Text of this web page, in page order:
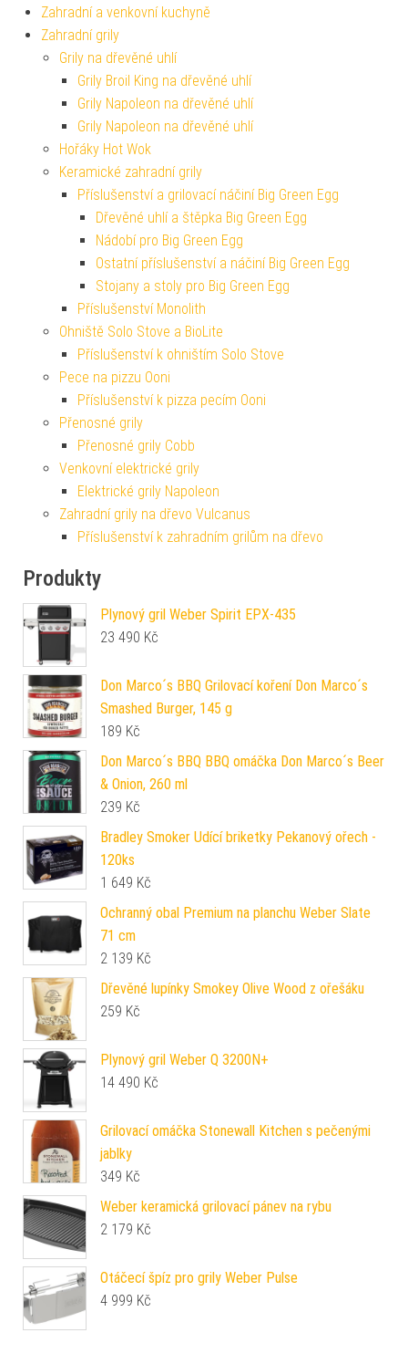
Zahradní a venkovní kuchyně
Zahradní grily
Grily na dřevěné uhlí
Grily Broil King na dřevěné uhlí
Grily Napoleon na dřevěné uhlí
Grily Napoleon na dřevěné uhlí
Hořáky Hot Wok
Keramické zahradní grily
Příslušenství a grilovací náčiní Big Green Egg
Dřevěné uhlí a štěpka Big Green Egg
Nádobí pro Big Green Egg
Ostatní příslušenství a náčiní Big Green Egg
Stojany a stoly pro Big Green Egg
Příslušenství Monolith
Ohniště Solo Stove a BioLite
Příslušenství k ohništím Solo Stove
Pece na pizzu Ooni
Příslušenství k pizza pecím Ooni
Přenosné grily
Přenosné grily Cobb
Venkovní elektrické grily
Elektrické grily Napoleon
Zahradní grily na dřevo Vulcanus
Příslušenství k zahradním grilům na dřevo
Produkty
Plynový gril Weber Spirit EPX-435
23 490 Kč
Don Marco´s BBQ Grilovací koření Don Marco´s
Smashed Burger, 145 g
189 Kč
Don Marco´s BBQ BBQ omáčka Don Marco´s Beer
& Onion, 260 ml
239 Kč
Bradley Smoker Udící briketky Pekanový ořech -
120ks
1 649 Kč
Ochranný obal Premium na planchu Weber Slate
71 cm
2 139 Kč
Dřevěné lupínky Smokey Olive Wood z ořešáku
259 Kč
Plynový gril Weber Q 3200N+
14 490 Kč
Grilovací omáčka Stonewall Kitchen s pečenými
jablky
349 Kč
Weber keramická grilovací pánev na rybu
2 179 Kč
Otáčecí špíz pro grily Weber Pulse
4 999 Kč